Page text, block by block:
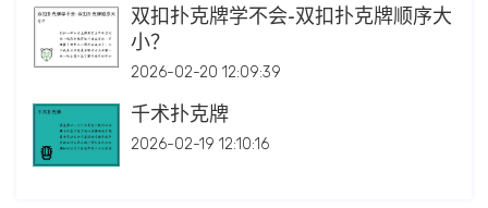
双扣扑克牌学不会-双扣扑克牌顺序大
小？
2026-02-20 12:09:39
千术扑克牌
2026-02-19 12:10:16